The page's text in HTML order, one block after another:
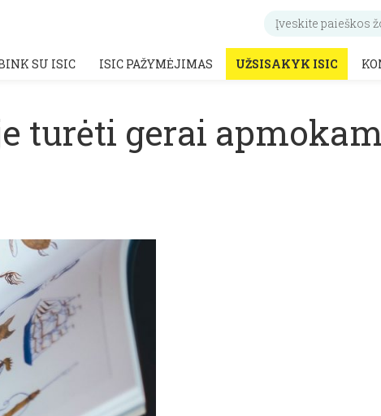
SU ISIC ISIC PAŽYMĖJIMAS UŽSISAKYK ISIC
turėti gerai